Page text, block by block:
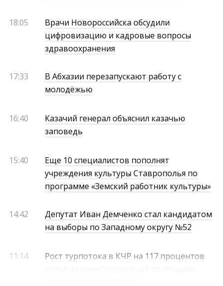
18:05
Врачи Новороссийска обсудили
цифровизацию и кадровые вопросы
здравоохранения
17:33
В Абхазии перезапускают работу с
молодёжью
16:40
Казачий генерал объяснил казачью
заповедь
15:40
Еще 10 специалистов пополнят
учреждения культуры Ставрополья по
программе «Земский работник культуры»
14:42
Депутат Иван Демченко стал кандидатом
на выборы по Западному округу №52
11:14
Рост турпотока в КЧР на 117 процентов